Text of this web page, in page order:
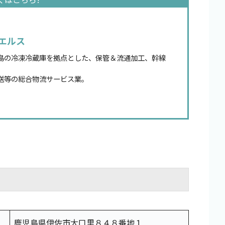
ルス
の冷凍冷蔵庫を拠点とした、保管＆流通加工、幹線
の総合物流サービス業。